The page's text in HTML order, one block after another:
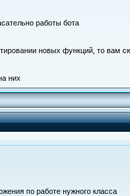
работы бота
новых функций, то вам
них
по работе нужного класса